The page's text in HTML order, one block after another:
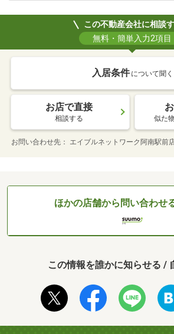
この不動産会社に相談
無料・簡単入力2項目
入居条件 について聞く
お店で直接
相談する 似た
お問い合わせ先 エイブルネットワーク阿南駅前
ほかの店舗から問い合わせ
この情報を誰かに知らせる /